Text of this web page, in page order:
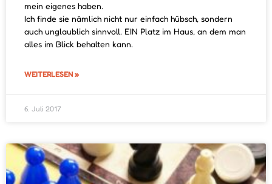
mein eigenes haben.
Ich finde sie nämlich nicht nur einfach hübsch, sondern
auch unglaublich sinnvoll. EIN Platz im Haus, an dem man
alles im Blick behalten kann.
WEITERLESEN »
6. Juli 2017